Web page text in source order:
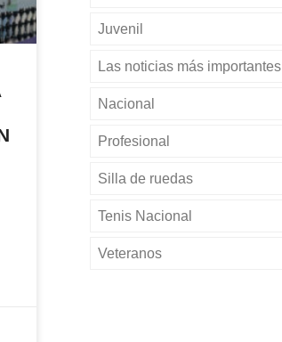
Juvenil
Las noticias más importantes
Nacional
Profesional
Silla de ruedas
Tenis Nacional
Veteranos